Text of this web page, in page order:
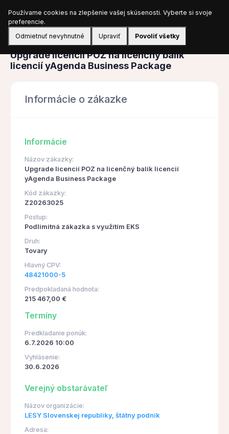
Prihlásiť sa
Obstarávanie
Upgrade licencií POZ na licenčný balík
licencií yAgenda Business Package
Informácie o zákazke
Informácie
Názov zákazky:
Upgrade licencií POZ na licenčný balík licencií
yAgenda Business Package
Kód zákazky:
Z20263025
Postup:
Podlimitná zákazka s využitím EKS
Druh:
Tovary
Hlavný CPV:
48421000-5
Predpokladaná hodnota:
215 467,00 €
Termíny
Predkladanie ponúk:
6.7.2026 10:00
Vyhlásenie:
30.6.2026
Verejný obstarávateľ
Názov organizácie:
LESY Slovenskej republiky, štátny podnik
Adresa:
Používame cookies na zlepšenie vašej skúsenosti. Vyberte si svoje
preferencie.
Odmietnuť nevyhnutné
Upraviť Povoliť všetky